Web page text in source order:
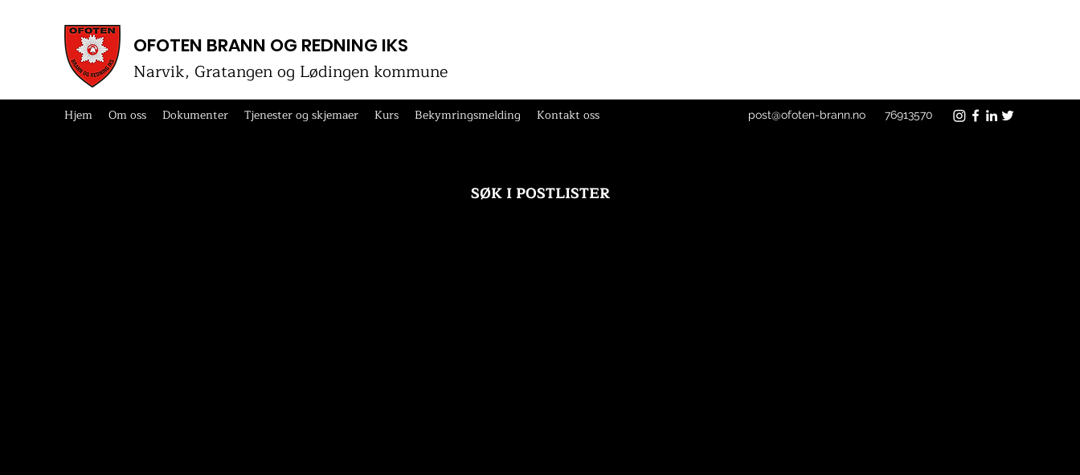
OFOTEN BRANN OG REDNING IKS
Narvik, Gratangen og Lødingen kommune
Hjem Om oss Dokumenter Tjenester og skjemaer Kurs Bekymringsmelding Kontakt oss post@ofoten-brann.no 76913570
SØK I POSTLISTER